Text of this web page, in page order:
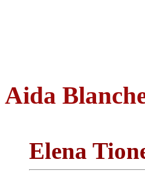
Aida
Elena